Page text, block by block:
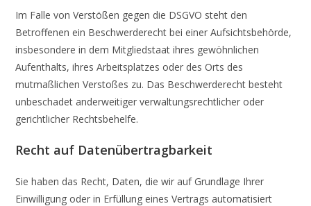
Im Falle von Verstößen gegen die DSGVO steht den
Betroffenen ein Beschwerderecht bei einer Aufsichtsbehörde,
insbesondere in dem Mitgliedstaat ihres gewöhnlichen
Aufenthalts, ihres Arbeitsplatzes oder des Orts des
mutmaßlichen Verstoßes zu. Das Beschwerderecht besteht
unbeschadet anderweitiger verwaltungsrechtlicher oder
gerichtlicher Rechtsbehelfe.
Recht auf Daten­übertrag­barkeit
Sie haben das Recht, Daten, die wir auf Grundlage Ihrer
Einwilligung oder in Erfüllung eines Vertrags automatisiert